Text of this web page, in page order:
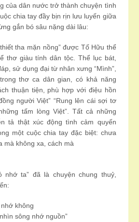
của dân nước trở thành chuyện tình
chia tay đầy bịn rịn lưu luyến giữa
gắn bó sâu nặng dài lâu:
tha mặn nồng” được Tố Hữu thể
thơ giàu tính dân tộc. Thể lục bát,
sử dụng đại từ nhân xưng “Mình”,
trong thơ ca dân gian, có khả năng
thuận tiện, phù hợp với điệu hồn
người Việt” “Rung lên cái sợi tơ
tấm lòng Việt”. Tất cả những
tả thật xúc động tình cảm quyến
một cuộc chia tay đặc biệt: chưa
mà không xa, cách mà
nhớ ta” đã là chuyện chung thuỷ,
không
sông nhớ nguồn”